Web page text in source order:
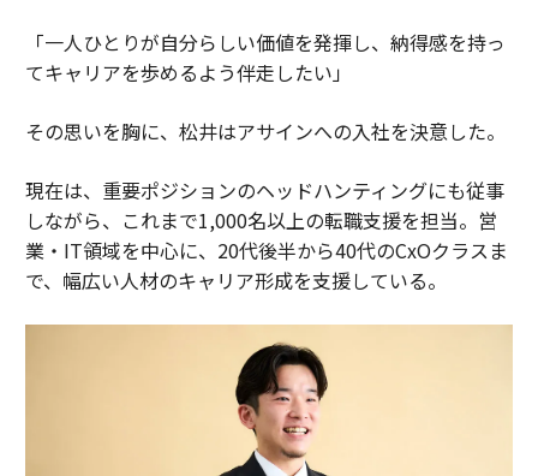
「一人ひとりが自分らしい価値を発揮し、納得感を持っ
てキャリアを歩めるよう伴走したい」
その思いを胸に、松井はアサインへの入社を決意した。
現在は、重要ポジションのヘッドハンティングにも従事
しながら、これまで1,000名以上の転職支援を担当。営
業・IT領域を中心に、20代後半から40代のCxOクラスま
で、幅広い人材のキャリア形成を支援している。